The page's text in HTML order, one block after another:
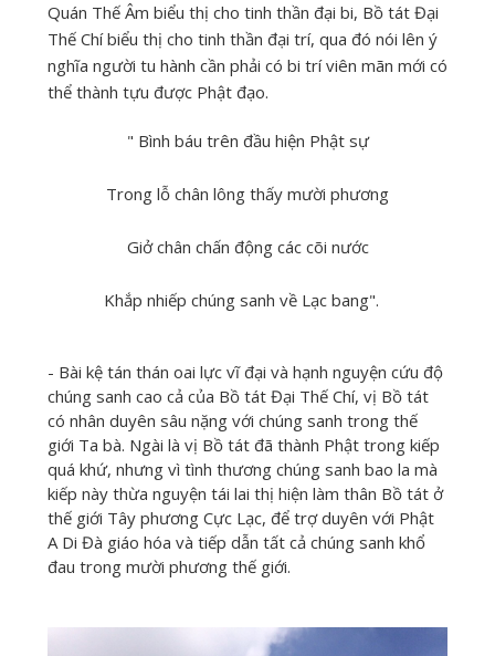
Quán Thế Âm biểu thị cho tinh thần đại bi, Bồ tát Đại
Thế Chí biểu thị cho tinh thần đại trí, qua đó nói lên ý
nghĩa người tu hành cần phải có bi trí viên mãn mới có
thể thành tựu được Phật đạo.
" Bình báu trên đầu hiện Phật sự
Trong lỗ chân lông thấy mười phương
Giở chân chấn động các cõi nước
Khắp nhiếp chúng sanh về Lạc bang".
- Bài kệ tán thán oai lực vĩ đại và hạnh nguyện cứu độ
chúng sanh cao cả của Bồ tát Đại Thế Chí, vị Bồ tát
có nhân duyên sâu nặng với chúng sanh trong thế
giới Ta bà. Ngài là vị Bồ tát đã thành Phật trong kiếp
quá khứ, nhưng vì tình thương chúng sanh bao la mà
kiếp này thừa nguyện tái lai thị hiện làm thân Bồ tát ở
thế giới Tây phương Cực Lạc, để trợ duyên với Phật
A Di Đà giáo hóa và tiếp dẫn tất cả chúng sanh khổ
đau trong mười phương thế giới.